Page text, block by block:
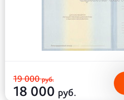
19 000руб.
18 000 руб.